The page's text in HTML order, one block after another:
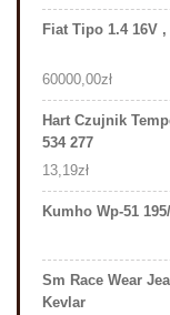
Fiat Tipo 1.4 16V
60000,00zł
Hart Czujnik
534 277
13,19zł
Kumho Wp-51
Sm Race Wear
Kevlar